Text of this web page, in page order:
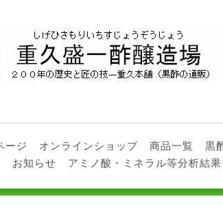
ージ オンラインショップ 商品一覧 黒
お知らせ
アミノ酸・ミネラル等分析結果